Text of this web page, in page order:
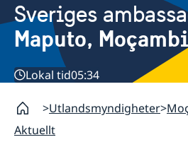
Sveriges
Maputo,
Lokal tid05:34
Utlandsmyndigheter
Aktuellt